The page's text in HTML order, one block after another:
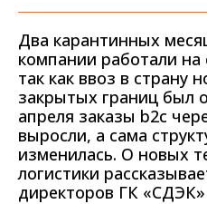
Два карантинных
компании работали на
так как ввоз в страну
закрытых границ был
апреля заказы b2c
выросли, а сама
изменилась. О новых
логистики
директоров ГК